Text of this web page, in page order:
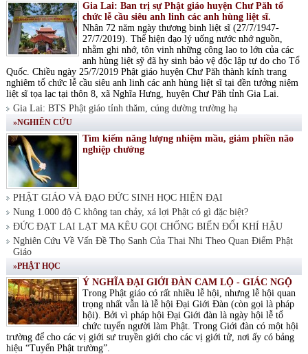
Gia Lai: Ban trị sự Phật giáo huyện Chư Păh tổ
chức lễ cầu siêu anh linh các anh hùng liệt sĩ.
Nhân 72 năm ngày thương binh liệt sĩ (27/7/1947-
27/7/2019). Thể hiện đạo lý uống nước nhớ nguồn,
nhằm ghi nhớ, tôn vinh những công lao to lớn của các
anh hùng liệt sỹ đã hy sinh bảo vệ độc lập tự do cho Tổ
Quốc. Chiều ngày 25/7/2019 Phật giáo huyện Chư Păh thành kính trang
nghiêm tổ chức lễ cầu siêu anh linh các anh hùng liệt sĩ tại đền tưởng niệm
liệt sĩ tọa lạc tại thôn 8, xã Nghĩa Hưng, huyện Chư Păh tỉnh Gia Lai.
Gia Lai: BTS Phật giáo tỉnh thăm, cúng dường trường hạ
»NGHIÊN CỨU
Tìm kiếm năng lượng nhiệm mầu, giảm phiền não
nghiệp chướng
PHẬT GIÁO VÀ ĐẠO ĐỨC SINH HỌC HIỆN ĐẠI
Nung 1.000 độ C không tan chảy, xá lợi Phật có gì đặc biệt?
ĐỨC ĐẠT LAI LẠT MA KÊU GỌI CHỐNG BIẾN ĐỔI KHÍ HẬU
Nghiên Cứu Về Vấn Đề Thọ Sanh Của Thai Nhi Theo Quan Điểm Phật
Giáo
»PHẬT HỌC
Ý NGHĨA ĐẠI GIỚI ĐÀN CAM LỘ - GIÁC NGỘ
Trong Phật giáo có rất nhiều lễ hội, nhưng lễ hội quan
trọng nhất vẫn là lễ hội Đại Giới Đàn (còn gọi là pháp
hội). Bởi vì pháp hội Đại Giới đàn là ngày hội lễ tổ
chức tuyển người làm Phật. Trong Giới đàn có một hội
trường để cho các vị giới sư truyền giới cho các vị giới tử, nơi ấy có bảng
hiệu “Tuyển Phật trường”.